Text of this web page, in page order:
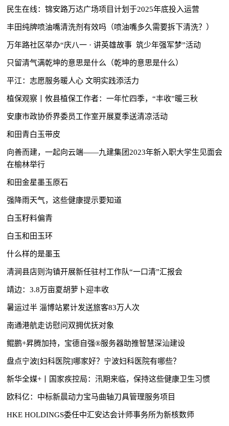
民生在线：锦安路万达广场项目计划于2025年底投入运营
丰田纯牌喷油嘴清洗剂有效吗（喷油嘴多久需要拆下清洗？）
万年路社区举办“庆八一 · 讲英雄故事 筑少年强军梦”活动
只留清气满乾坤的意思是什么（乾坤的意思是什么）
平江：志愿服务暖人心 文明实践添活力
植保观察丨攸县植保工作者：一年忙四季，“丰收”暖三秋
安康市政协侨界委员工作室开展夏季送清凉活动
和田青白玉带皮
向善而建，一起向云端——九建集团2023年新入职大学生见面会
在榆林举行
和田金星墨玉原石
强降雨天气，这些健康提示要知道
白玉籽料偏青
白玉和田玉环
什么样的是墨玉
清涧县店则沟镇开展新任驻村工作队“一口清”汇报会
靖边：3.8万亩夏胡萝卜迎丰收
暑运过半 淄博站累计发送旅客83万人次
南通港航走访慰问双拥优抚对象
鲲鹏+昇腾加持，宝德自强®服务器助推智慧深汕建设
盘点宁波[妇科医院]哪家好？宁波妇科医院有哪些？
新华全媒+丨国家疾控局：汛期来临，保持这些健康卫生习惯
欧科亿：中标新晨动力宝马曲轴刀具管理服务项目
HKE HOLDINGS委任中汇安达会计师事务所为新核数师